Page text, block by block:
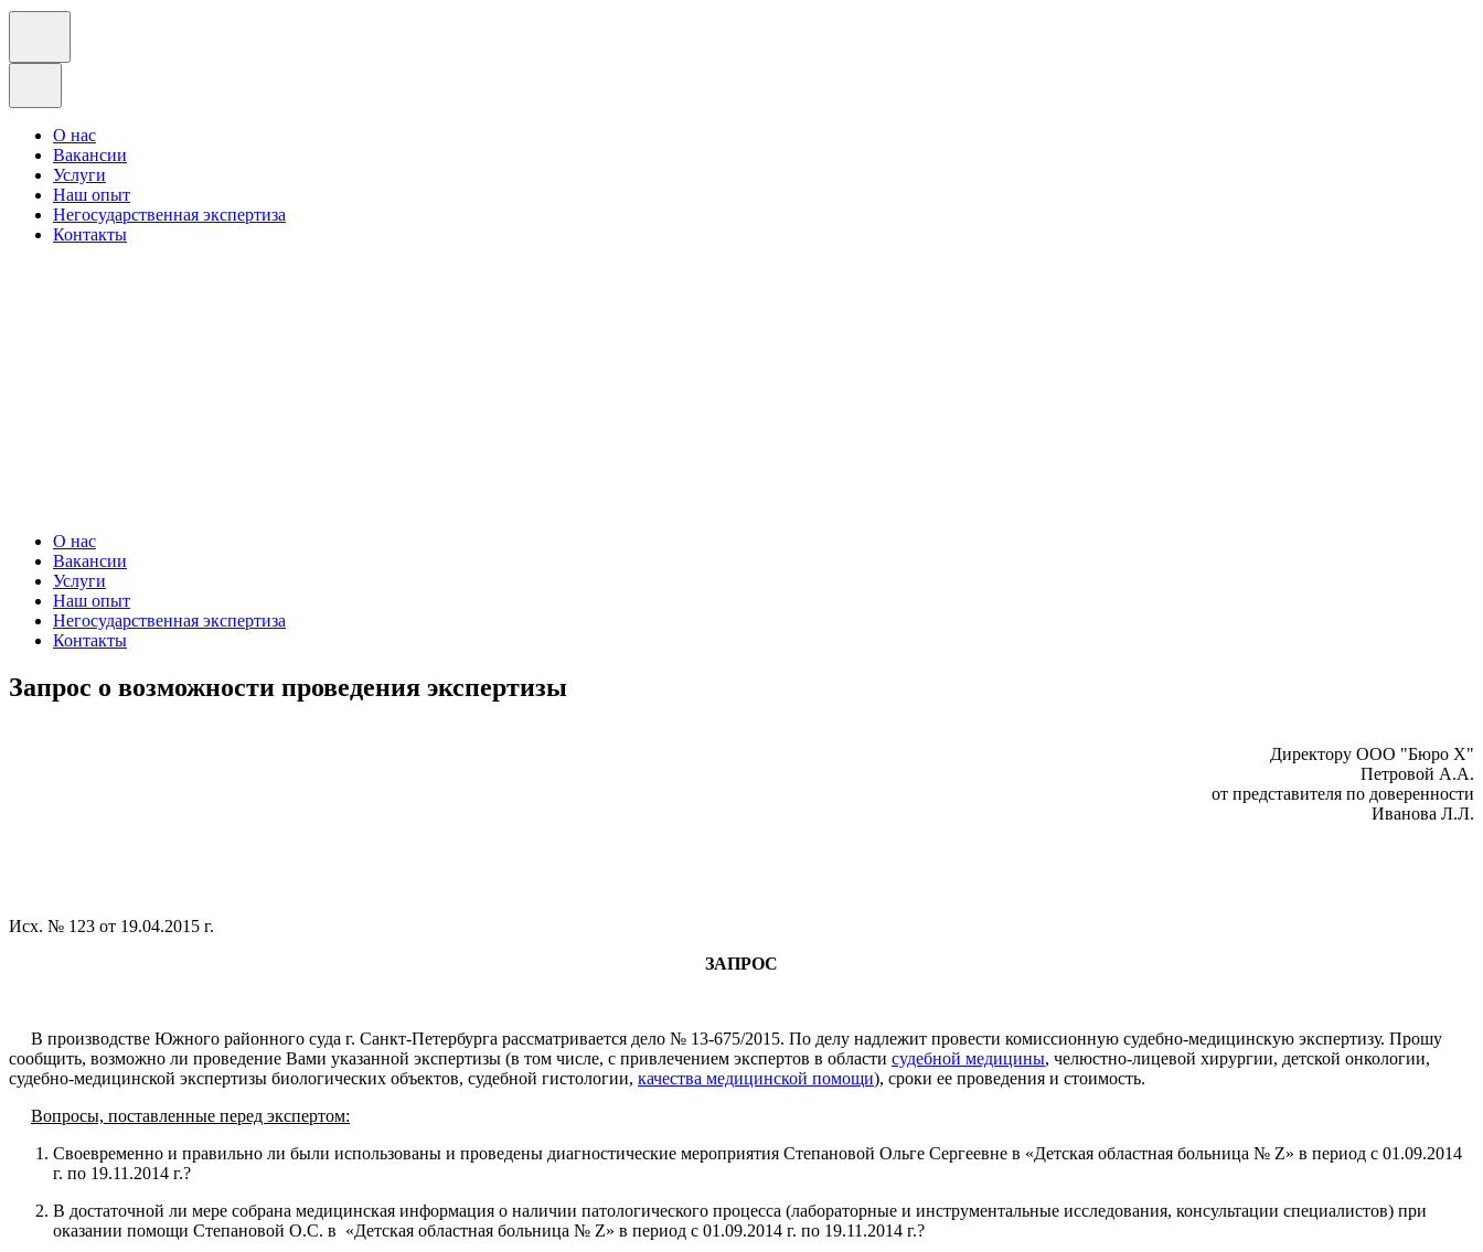
О нас
Вакансии
Услуги
Наш опыт
Негосударственная экспертиза
Контакты
О нас
Вакансии
Услуги
Наш опыт
Негосударственная экспертиза
Контакты
Запрос о возможности проведения экспертизы
Директору ООО "Бюро Х"
Петровой А.А.
от представителя по доверенности
Иванова Л.Л.
Исх. № 123 от 19.04.2015 г.
ЗАПРОС
В производстве Южного районного суда г. Санкт-Петербурга рассматривается дело № 13-675/2015. По делу надлежит провести комиссионную судебно-медицинскую экспертизу. Прошу
сообщить, возможно ли проведение Вами указанной экспертизы (в том числе, с привлечением экспертов в области судебной медицины, челюстно-лицевой хирургии, детской онкологии,
судебно-медицинской экспертизы биологических объектов, судебной гистологии, качества медицинской помощи), сроки ее проведения и стоимость.
Вопросы, поставленные перед экспертом:
Своевременно и правильно ли были использованы и проведены диагностические мероприятия Степановой Ольге Сергеевне в «Детская областная больница № Z» в период с 01.09.2014
г. по 19.11.2014 г.?
В достаточной ли мере собрана медицинская информация о наличии патологического процесса (лабораторные и инструментальные исследования, консультации специалистов) при
оказании помощи Степановой О.С. в «Детская областная больница № Z» в период с 01.09.2014 г. по 19.11.2014 г.?